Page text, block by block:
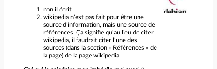
non il écrit
wikipedia n'est pas fait pour être une
source d'information, mais une source de
références. Ça signifie qu'au lieu de citer
wikipedia, il faudrait citer l'une des
sources (dans la section « Références » de
la page) de la page wikipedia.